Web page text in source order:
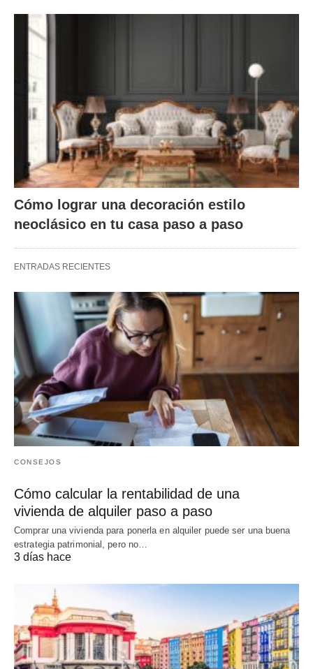
Cómo lograr una decoración estilo
neoclásico en tu casa paso a paso
ENTRADAS RECIENTES
CONSEJOS
Cómo calcular la rentabilidad de una
vivienda de alquiler paso a paso
Comprar una vivienda para ponerla en alquiler puede ser una buena
estrategia patrimonial, pero no…
3 días hace